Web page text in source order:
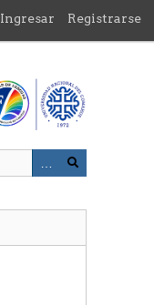
Ingresar Registrarse